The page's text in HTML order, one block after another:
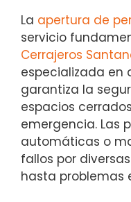
La apertura de
servicio
Cerrajeros
especializada en
garantiza la
espacios
emergencia. Las
automáticas o
fallos por
hasta problemas